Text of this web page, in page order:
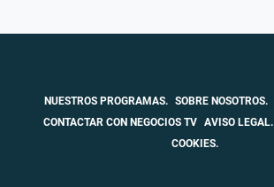
NUESTROS PROGRAMAS. SOBRE NOSOTROS.
CONTACTAR CON NEGOCIOS TV AVISO LEGAL.
COOKIES.